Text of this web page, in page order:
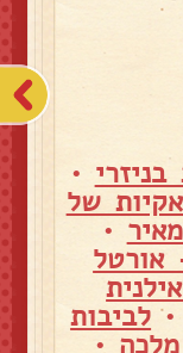
•
של
•
אורטל
• לביבות
•